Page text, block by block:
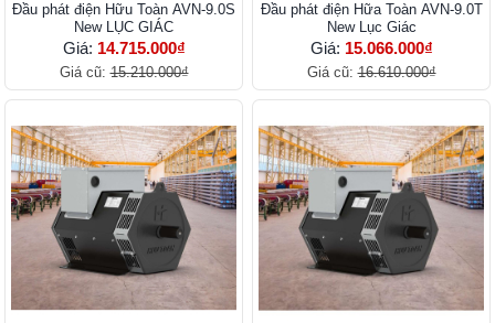
Đầu phát điện Hữu Toàn AVN-9.0S
New LỤC GIÁC
Giá: 14.715.000₫
Giá cũ:15.210.000₫
Đầu phát điện Hữa Toàn AVN-9.0T
New Lục Giác
Giá: 15.066.000₫
Giá cũ:16.610.000₫